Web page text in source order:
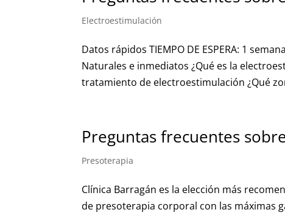
Electroestimulación
Datos rápidos TIEMPO DE ESPERA: 1
Naturales e inmediatos ¿Qué es la
tratamiento de electroestimulación ¿Qué
Preguntas frecuentes
Presoterapia
Clínica Barragán es la elección más
de presoterapia corporal con las máximas